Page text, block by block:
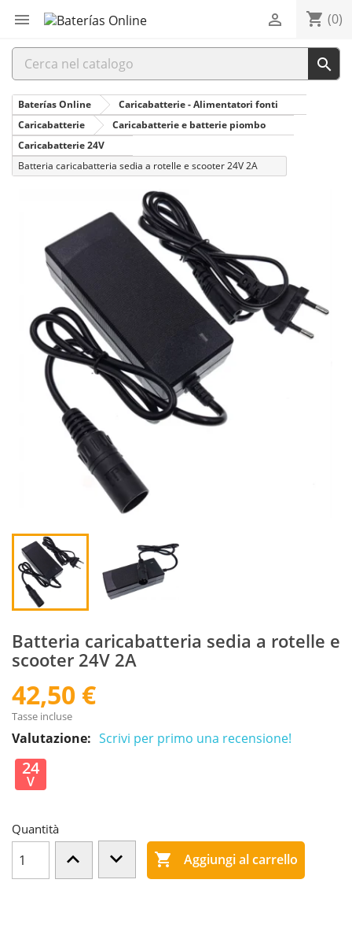
 shopping_cart (0)


Baterías Online
Caricabatterie - Alimentatori fonti
Caricabatterie
Caricabatterie e batterie piombo
Caricabatterie 24V
Batteria caricabatteria sedia a rotelle e scooter 24V 2A
Batteria caricabatteria sedia a rotelle e
scooter 24V 2A
42,50 €
Tasse incluse
Valutazione: Scrivi per primo una recensione!
24
V
Quantità
 Aggiungi al carrello